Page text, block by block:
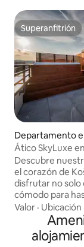
Superanfitrión
Superanfitrión
Departamento
Ático SkyLuxe
Descubre
el corazón de
disfrutar no solo
cómodo para
también de
jacuzzi y
permitirá
todo su
Valor · Ubicación